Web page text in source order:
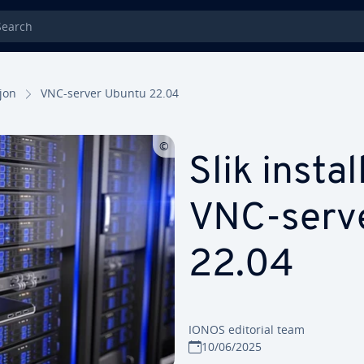
VNC-server Ubuntu 22.04
Slik
VNC-
22.04
IONOS editorial team
10/06/2025